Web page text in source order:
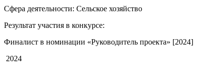
Сфера деятельности: Сельское хозяйство
Результат участия в конкурсе:
Финалист в номинации «Руководитель проекта» [2024]
2024